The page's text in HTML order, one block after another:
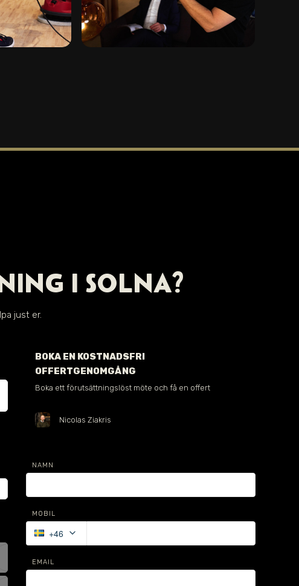
I SOLNA?
just er.
BOKA EN KOSTNADSFRI
OFFERTGENOMGÅNG
Boka ett förutsättningslöst möte och få en offert
Nicolas Ziakris
NAMN
MOBIL
+46 keyboard_arrow_down
EMAIL